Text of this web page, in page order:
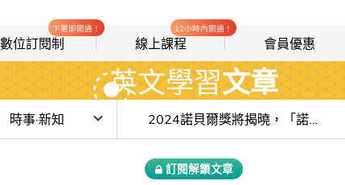
位訂閱制
下單即開通！
new
線上課程
12小時內開通！
線上影音課程
會員優惠
歡迎加入常春藤
會員推薦分潤計畫
我的音檔收聽櫃new
會員限定活動
英文學習文章
目前位於:
時事·新知 2024諾貝爾獎將揭曉，「諾貝爾獲獎者」別說winner
訂閱解鎖文章